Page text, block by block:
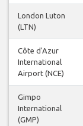
London Luton
(LTN)
Côte d'Azur
International
Airport (NCE)
Gimpo
International
(GMP)